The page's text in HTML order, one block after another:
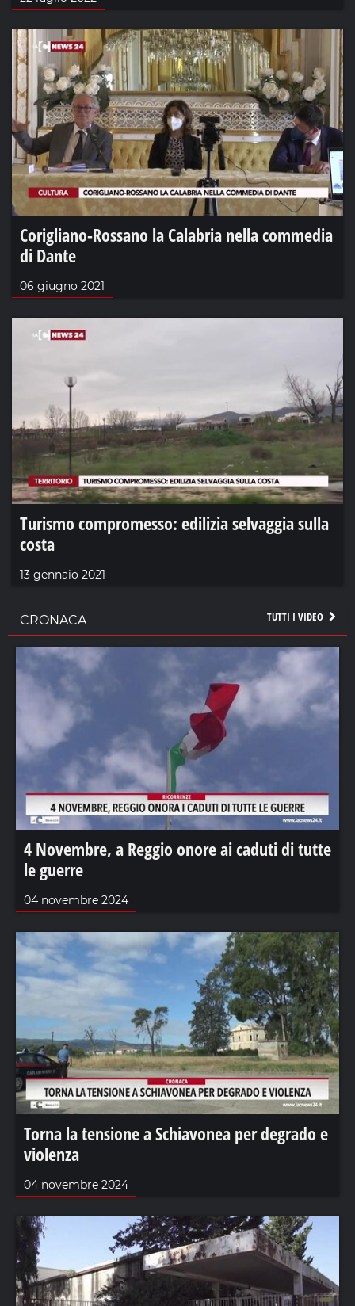
Corigliano-Rossano la Calabria nella commedia
di Dante
06 giugno 2021
Turismo compromesso: edilizia selvaggia sulla
costa
13 gennaio 2021
TUTTI I VIDEO
CRONACA
4 Novembre, a Reggio onore ai caduti di tutte
le guerre
04 novembre 2024
Torna la tensione a Schiavonea per degrado e
violenza
04 novembre 2024